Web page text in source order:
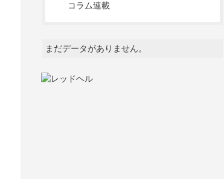
コラム連載
まだデータがありません。